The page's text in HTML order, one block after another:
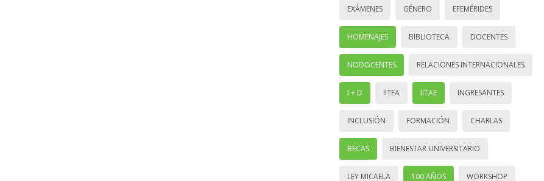
EXÁMENES GÉNERO EFEMÉRIDES
HOMENAJES BIBLIOTECA DOCENTES
NODOCENTES RELACIONES INTERNACIONALES
I + D IITEA IITAE INGRESANTES
INCLUSIÓN FORMACIÓN CHARLAS
BECAS BIENESTAR UNIVERSITARIO
LEY MICAELA 100 AÑOS WORKSHOP